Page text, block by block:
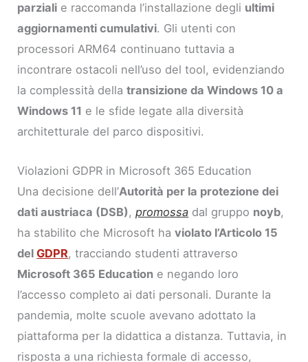
parziali e raccomanda l’installazione degli ultimi
aggiornamenti cumulativi. Gli utenti con
processori ARM64 continuano tuttavia a
incontrare ostacoli nell’uso del tool, evidenziando
la complessità dellatransizione da Windows 10 a
Windows 11 e le sfide legate alla diversità
architetturale del parco dispositivi.
Violazioni GDPR in Microsoft 365 Education
Una decisione dell’Autorità per la protezione dei
dati austriaca (DSB) ,promossa dal gruppo noyb,
ha stabilito che Microsoft haviolato l’Articolo 15
delGDPR, tracciando studenti attraverso
Microsoft 365 Education e negando loro
l’accesso completo ai dati personali. Durante la
pandemia, molte scuole avevano adottato la
piattaforma per la didattica a distanza. Tuttavia, in
risposta a una richiesta formale di accesso,